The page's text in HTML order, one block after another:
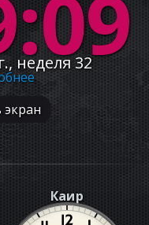
неделя 32
экран
Каир